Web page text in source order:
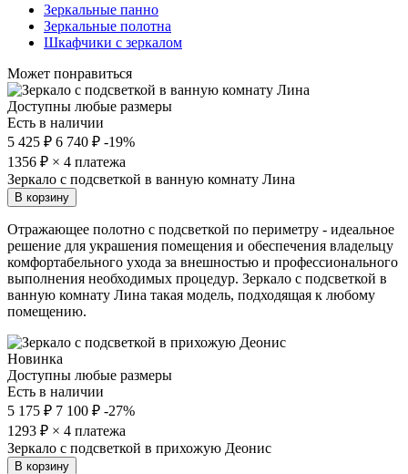
Зеркальные панно
Зеркальные полотна
Шкафчики с зеркалом
Может понравиться
Доступны любые размеры
Есть в наличии
5 425 ₽ 6 740 ₽ -19%
1356 ₽ × 4 платежа
Зеркало с подсветкой в ванную комнату Лина
В корзину
Отражающее полотно с подсветкой по периметру - идеальное
решение для украшения помещения и обеспечения владельцу
комфортабельного ухода за внешностью и профессионального
выполнения необходимых процедур. Зеркало с подсветкой в
ванную комнату Лина такая модель, подходящая к любому
помещению.
Новинка
Доступны любые размеры
Есть в наличии
5 175 ₽ 7 100 ₽ -27%
1293 ₽ × 4 платежа
Зеркало с подсветкой в прихожую Деонис
В корзину